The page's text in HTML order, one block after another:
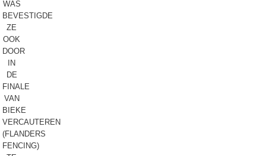
WAS
BEVESTIGDE
ZE
OOK
DOOR
IN
DE
FINALE
VAN
BIEKE
VERCAUTEREN
(FLANDERS
FENCING)